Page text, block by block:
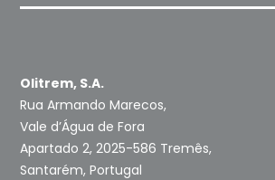
Olitrem, S.A.
Rua Armando Marecos,
Vale d’Água de Fora
Apartado 2, 2025-586 Tremês,
Santarém, Portugal